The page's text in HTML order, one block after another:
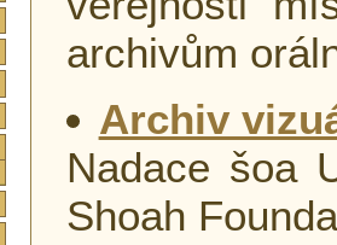
archivům
Archiv
Nadace šoa
Shoah